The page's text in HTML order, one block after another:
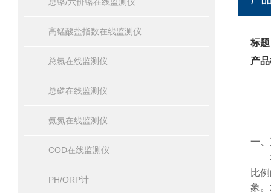
高锰酸盐指数在线监测仪
总氮在线监测仪
总磷在线监测仪
氨氮在线监测仪
COD在线监测仪
PH/ORP计
标
产
一、
比
象